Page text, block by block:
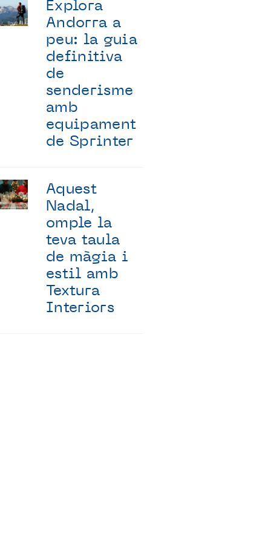
Explora
Andorra a
peu: la guia
definitiva
de
senderisme
amb
equipament
de Sprinter
Aquest
Nadal,
omple la
teva taula
de màgia i
estil amb
Textura
Interiors